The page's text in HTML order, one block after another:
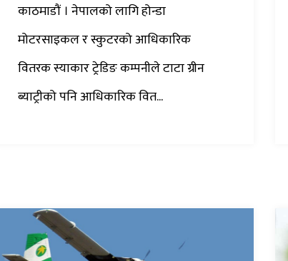
काठमाडौं । नेपालको लागि होन्डा
मोटरसाइकल र स्कुटरको आधिकारिक
वितरक स्याकार ट्रेडिङ कम्पनीले टाटा ग्रीन
ब्याट्रीको पनि आधिकारिक वित...